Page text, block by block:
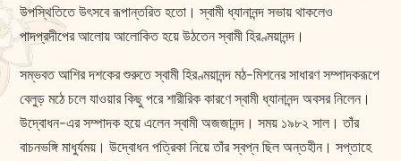
উপস্থিতিতে উৎসবে রূপান্তরিত হতো। স্বামী ধ্যানানন্দ সভায় থাকলেও
পাদপ্রদীপের আলোয় আলোকিত হয়ে উঠতেন স্বামী হিরণ্ময়ানন্দ।
সম্ভবত আশির দশকের শুরুতে স্বামী হিরণ্ময়ানন্দ মঠ-মিশনের সাধারণ সম্পাদকরূপে
বেলুড় মঠে চলে যাওয়ার কিছু পরে শারীরিক কারণে স্বামী ধ্যানানন্দ অবসর নিলেন।
উদ্বোধন-এর সম্পাদক হয়ে এলেন স্বামী অজজানন্দ। সময় ১৯৮২ সাল। তাঁর
বাচনভঙ্গি মাধুর্যময়। উদ্বোধন পত্রিকা নিয়ে তাঁর স্বপ্ন ছিল অন্তহীন। সপ্তাহে